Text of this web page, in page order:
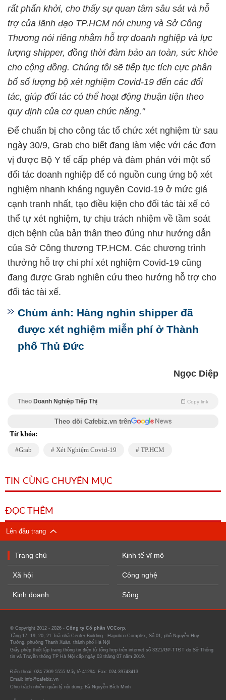
rất phấn khởi, cho thấy sự quan tâm sâu sát và hỗ
trợ của lãnh đạo TP.HCM nói chung và Sở Công
Thương nói riêng nhằm hỗ trợ doanh nghiệp và lực
lượng shipper, đồng thời đảm bảo an toàn, sức khỏe
cho cộng đồng. Chúng tôi sẽ tiếp tục tích cực phân
bổ số lượng bộ xét nghiệm Covid-19 đến các đối
tác, giúp đối tác có thể hoạt động thuận tiện theo
quy định của cơ quan chức năng."
Để chuẩn bị cho công tác tổ chức xét nghiệm từ sau
ngày 30/9, Grab cho biết đang làm việc với các đơn
vị được Bộ Y tế cấp phép và đàm phán với một số
đối tác doanh nghiệp để có nguồn cung ứng bộ xét
nghiệm nhanh kháng nguyên Covid-19 ở mức giá
cạnh tranh nhất, tạo điều kiện cho đối tác tài xế có
thể tự xét nghiệm, tự chịu trách nhiệm về tầm soát
dịch bệnh của bản thân theo đúng như hướng dẫn
của Sở Công thương TP.HCM. Các chương trình
thưởng hỗ trợ chi phí xét nghiệm Covid-19 cũng
đang được Grab nghiên cứu theo hướng hỗ trợ cho
đối tác tài xế.
Chùm ảnh: Hàng nghìn shipper đã
được xét nghiệm miễn phí ở Thành
phố Thủ Đức
Ngọc Diệp
Theo Doanh Nghiệp Tiếp Thị Copy link
Theo dõi Cafebiz.vn trên
Từ khóa:
Grab Xét Nghiệm Covid-19 TP.HCM
TIN CÙNG CHUYÊN MỤC
ĐỌC THÊM
Lên đầu trang
Trang chủ
Xã hội
Kinh doanh
Kinh tế vĩ mô
Công nghệ
Sống
© Copyright 2012 - 2026 - Công ty Cổ phần VCCorp.
Tầng 17, 19, 20, 21 Toà nhà Center Building - Hapulico Complex, Số 01, phố Nguyễn Huy
Tưởng, phường Thanh Xuân, thành phố Hà Nội
Giấy phép thiết lập trang thông tin điện tử tổng hợp trên internet số 3321/GP-TTĐT do Sở Thông
tin và Truyền thông TP Hà Nội cấp ngày 03 tháng 07 năm 2019.
Điện thoại: 024 7309 5555 Máy lẻ 41294. Fax: 024-39743413
Email: info@cafebiz.vn
Chịu trách nhiệm quản lý nội dung: Bà Nguyễn Bích Minh